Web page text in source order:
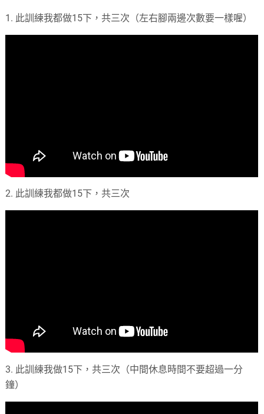
1. 此訓練我都做15下，共三次（左右腳兩邊次數要一樣喔）
2. 此訓練我都做15下，共三次
3. 此訓練我做15下，共三次（中間休息時間不要超過一分
鐘）